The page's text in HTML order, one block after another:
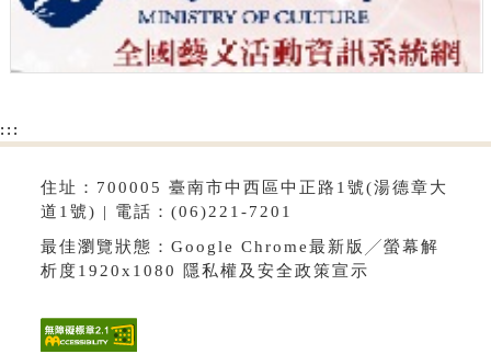
:::
住址：700005 臺南市中西區中正路1號(湯德章大
道1號) | 電話：(06)221-7201
最佳瀏覽狀態：Google Chrome最新版╱螢幕解
析度1920x1080 隱私權及安全政策宣示